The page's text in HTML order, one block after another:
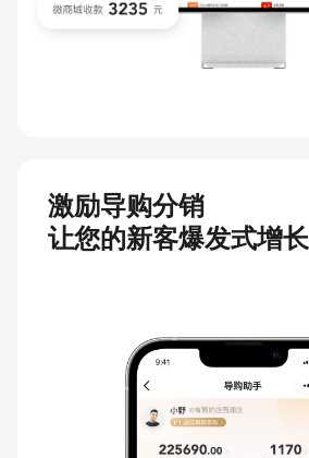
激励导购分销
让您的新客爆发式增长